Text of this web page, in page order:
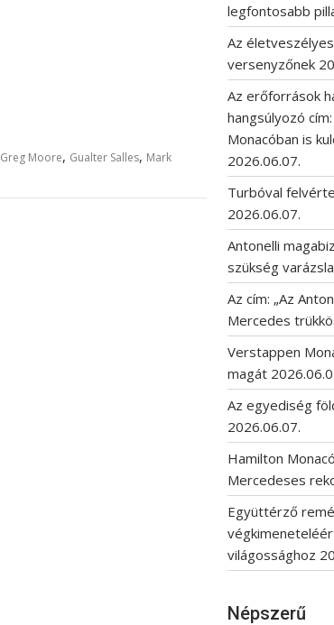
Greg Moore, Gualter Salles, Mark
legfontosabb
Az
versenyzőnek
Az erőforrások
hangsúlyozó
Monacóban is
2026.06.07.
Turbóval
2026.06.07.
Antonelli
szükség
Az cím: „Az
Mercedes
Verstappen
magát
Az egyediség
2026.06.07.
Hamilton
Mercedeses
Együttérző
világossághoz
Népszerű